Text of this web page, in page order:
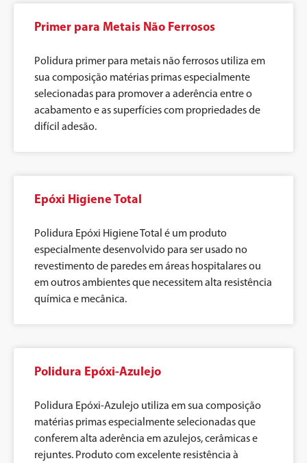
Primer para Metais Não Ferrosos
Polidura primer para metais não ferrosos utiliza em
sua composição matérias primas especialmente
selecionadas para promover a aderência entre o
acabamento e as superfícies com propriedades de
difícil adesão.
Epóxi Higiene Total
Polidura Epóxi Higiene Total é um produto
especialmente desenvolvido para ser usado no
revestimento de paredes em áreas hospitalares ou
em outros ambientes que necessitem alta resistência
química e mecânica.
Polidura Epóxi-Azulejo
Polidura Epóxi-Azulejo utiliza em sua composição
matérias primas especialmente selecionadas que
conferem alta aderência em azulejos, cerâmicas e
rejuntes. Produto com excelente resistência à